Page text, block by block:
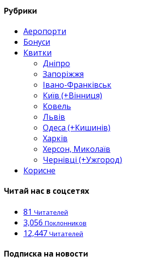
Рубрики
Аеропорти
Бонуси
Квитки
Дніпро
Запоріжжя
Івано-Франківськ
Київ (+Вінниця)
Ковель
Львів
Одеса (+Кишинів)
Харків
Херсон, Миколаїв
Чернівці (+Ужгород)
Корисне
Читай нас в соцсетях
81 Читателей
3,056 Поклонников
12,447 Читателей
Подписка на новости